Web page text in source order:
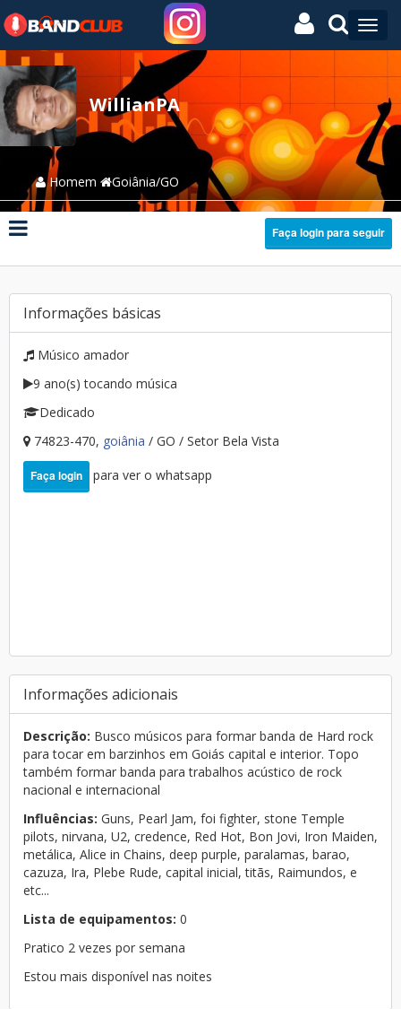
WillianPA
Homem Goiânia/GO
Faça login para seguir
Informações básicas
Músico amador
9 ano(s) tocando música
Dedicado
74823-470, goiânia / GO / Setor Bela Vista
Faça login para ver o whatsapp
Informações adicionais
Descrição: Busco músicos para formar banda de Hard rock
para tocar em barzinhos em Goiás capital e interior. Topo
também formar banda para trabalhos acústico de rock
nacional e internacional
Influências: Guns, Pearl Jam, foi fighter, stone Temple
pilots, nirvana, U2, credence, Red Hot, Bon Jovi, Iron Maiden,
metálica, Alice in Chains, deep purple, paralamas, barao,
cazuza, Ira, Plebe Rude, capital inicial, titãs, Raimundos, e
etc...
Lista de equipamentos: 0
Pratico 2 vezes por semana
Estou mais disponível nas noites